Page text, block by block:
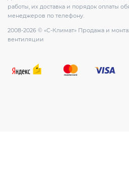
работы, их доставка и порядок оплаты
менеджеров по телефону.
2008-2026 © «С-Климат» Продажа и
вентиляции